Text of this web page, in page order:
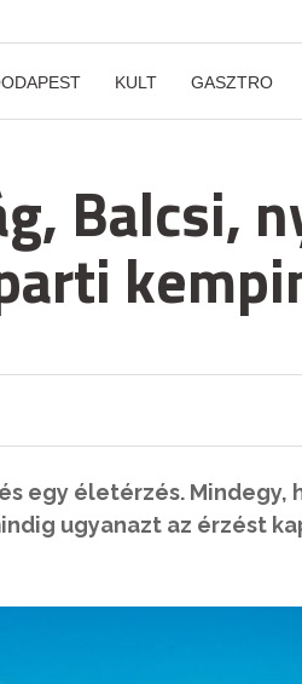
KULT GASZTRO
Balcsi,
egy életérzés. Mindegy,
ugyanazt az érzést